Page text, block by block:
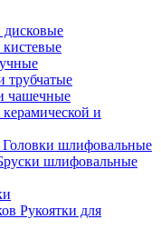
трубчатые
чашечные
и
Головки шлифовальные
шлифовальные
Рукоятки для